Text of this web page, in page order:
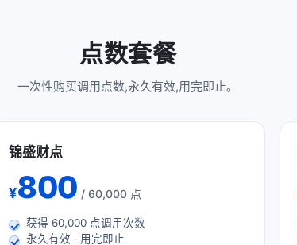
点数套餐
一次性购买调用点数,永久有效,用完即止。
锦盛财点
¥800 / 60,000 点
获得 60,000 点调用次数
永久有效 · 用完即止